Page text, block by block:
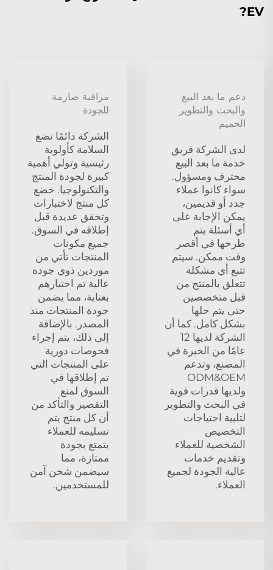
EV?
دعم ما بعد البيع
والبحث والتطوير
الحميم
لدى الشركة فريق
خدمة ما بعد البيع
محترف ومسؤول.
سواء كانوا عملاء
جدد أو قديمين،
يمكن الإجابة على
أي أسئلة يتم
طرحها في أقصر
وقت ممكن. سيتم
تتبع أي مشكلة
تتعلق بالمنتج من
قبل متخصصين
حتى يتم حلها
بشكل كامل. كما أن
الشركة لديها 12
عامًا من الخبرة في
المصنع، وتدعم
ODM&OEM
ولديها قدرات قوية
في البحث والتطوير
لتلبية احتياجات
التخصيص
الشخصية للعملاء
وتقديم خدمات
عالية الجودة لجميع
العملاء.
مراقبة صارمة
للجودة
الشركة دائمًا تضع
السلامة كأولوية
رئيسية وتولي أهمية
كبيرة لجودة المنتج
والتكنولوجيا. خضع
كل منتج لاختبارات
وتحقق عديدة قبل
إطلاقه في السوق.
جميع مكونات
المنتجات تأتي من
موردين ذوي جودة
عالية تم اختيارهم
بعناية، مما يضمن
جودة المنتجات منذ
المصدر. بالإضافة
إلى ذلك، يتم إجراء
فحوصات دورية
على المنتجات التي
تم إطلاقها في
السوق لمنع
التقصير والتأكد من
أن كل منتج يتم
تسليمه للعملاء
يتمتع بجودة
ممتازة، مما
سيضمن شحن آمن
للمستخدمين.